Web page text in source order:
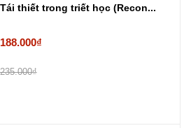
Tái thiết trong triết học (Recon...
188.000₫
235.000₫